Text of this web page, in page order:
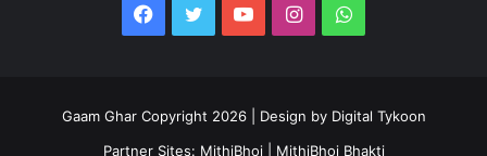
Facebook
TwitterYouTubeInstagramWhatsApp
Gaam Ghar Copyright 2026 | Design by Digital Tykoon
Partner Sites: MithiBhoj MithiBhoj Bhakti